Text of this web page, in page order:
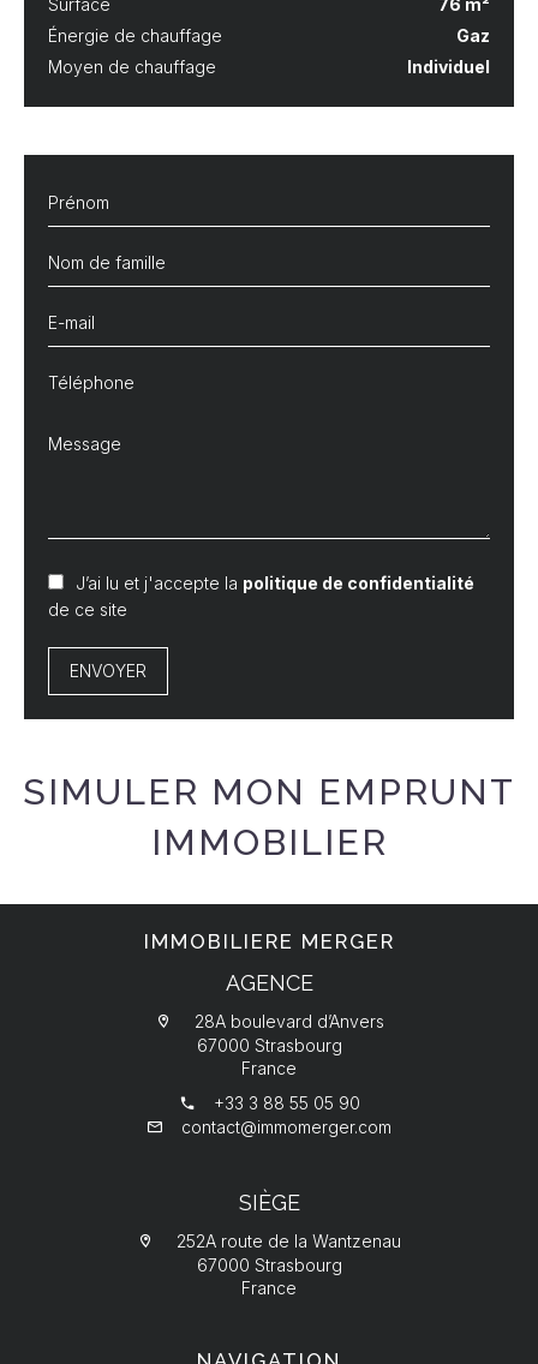
Surface
76 m²
Énergie de chauffage
Gaz
Moyen de chauffage
Individuel
J’ai lu et j'accepte la politique de confidentialité
de ce site
ENVOYER
SIMULER MON EMPRUNT
IMMOBILIER
IMMOBILIERE MERGER
AGENCE
28A boulevard d’Anvers
67000 Strasbourg
France
+33 3 88 55 05 90
contact@immomerger.com
SIÈGE
252A route de la Wantzenau
67000 Strasbourg
France